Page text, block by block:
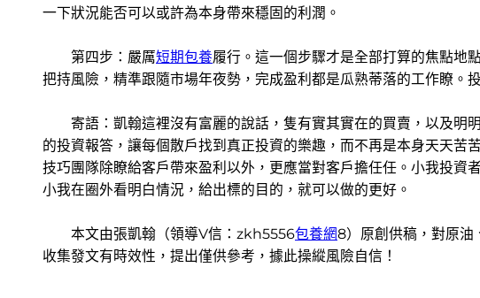
一下狀況能否可以或許為本身帶來穩固的利潤。
第四步：嚴厲短期包養履行。這一個步驟才是全部打算的焦點地
把持風險，精準跟隨市場年夜勢，完成盈利都是瓜熟蒂落的工作瞭。
寄語：凱翰這裡沒有富麗的說話，隻有實其實在的買賣，以及明明
的投資報答，讓每個散戶找到真正投資的樂趣，而不再是本身天天苦
技巧團隊除瞭給客戶帶來盈利以外，更應當對客戶擔任任。小我投資
小我在圈外看明白情況，給出標的目的，就可以做的更好。
本文由張凱翰（領導V信：zkh5556包養網8）原創供稿，對原油
收集發文有時效性，提出僅供參考，據此操縱風險自信！